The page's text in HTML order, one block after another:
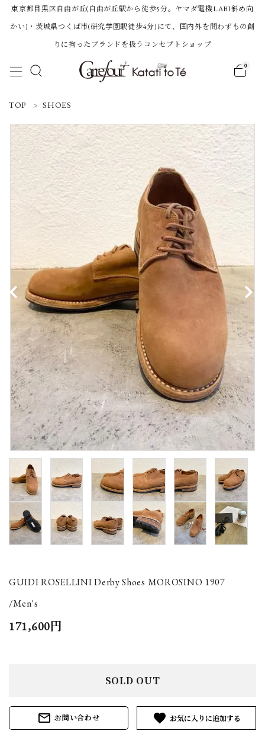
東京都目黒区自由が丘(自由が丘駅から徒歩5分。ヤマダ電機LABI斜め向
かい)・茨城県つくば市(研究学園駅徒歩4分)にて、国内外を問わずもの創
りに拘ったブランドを扱うコンセプトショップ
0
ACCOUNT MENU
ログイン 新規会員登録
Category
NEWS
Guidelines
Carrefour
Katati to Tè
TOP SHOES
GUIDI ROSELLINI Derby Shoes MOROSINO 1907
/Men's
171,600円
SOLD OUT
mail_outline お問い合わせ favorite